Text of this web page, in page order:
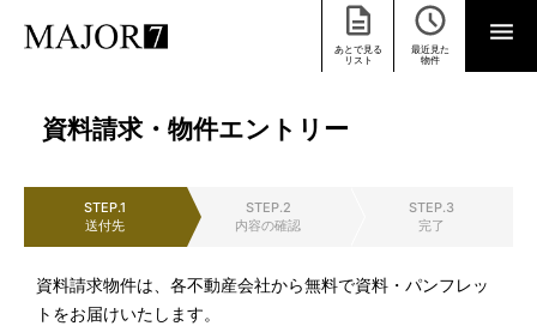
あとで見る
リスト
最近見た
物件
資料請求・物件エントリー
STEP.1
送付先
STEP.2
内容の確認
STEP.3
完了
資料請求物件は、各不動産会社から無料で資料・パンフレッ
トをお届けいたします。